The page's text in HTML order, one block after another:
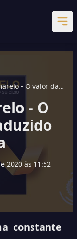
- O valor da
em poesia
- O
2020 às 11:52
constante